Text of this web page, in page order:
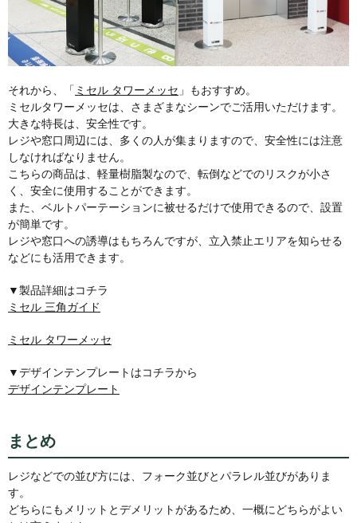
それから、「 ミセル タワーメッセ 」もおすすめ。
ミセルタワーメッセは、さまざまなシーンでご活用いただけます。
大きな特長は、安全性です。
レジや窓口周辺には、多くの人が集まりますので、安全性には注意
しなければなりません。
こちらの商品は、軽量樹脂製なので、転倒などでのリスクが小さ
く、安全に使用することができます。
また、ベルトパーテーションに被せるだけで使用できるので、設置
が簡単です。
レジや窓口への誘導はもちろんですが、立入禁止エリアを知らせる
などにも活用できます。
▼製品詳細はコチラ
ミセル 三角ガイド
ミセル タワーメッセ
▼デザインテンプレートはコチラから
デザインテンプレート
まとめ
レジなどでの並び方には、フォーク並びとパラレル並びがありま
す。
どちらにもメリットとデメリットがあるため、一概にどちらがよい